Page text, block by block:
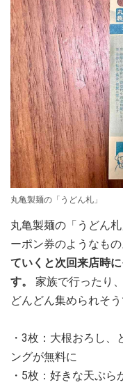
丸亀製麺の「うどん札」
丸亀製麺の「うどん
ーポン券のようなもの
ていくと次回来店時
す。 家族で行ったり
どんどん集められそう
・3枚：大根おろし
ングが無料に
・5枚：好きな天ぷら